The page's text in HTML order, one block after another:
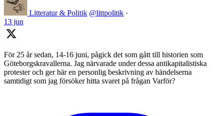
Litteratur & Politik @littpolitik ·
13 jun
För 25 år sedan, 14-16 juni, pågick det som gått till historien som
Göteborgskravallerna. Jag närvarade under dessa antikapitalistiska
protester och ger här en personlig beskrivning av händelserna
samtidigt som jag försöker hitta svaret på frågan Varför?